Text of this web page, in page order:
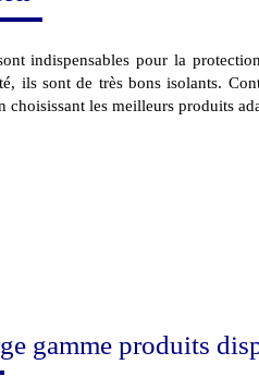
indispensables pour la
ils sont de très bons isolants.
choisissant les meilleurs produits
gamme produits